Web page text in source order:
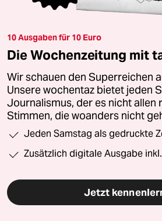
10 Ausgaben für 10 Euro
Die Wochenzeitung mit
Wir schauen den Superreichen
Unsere wochentaz bietet jeden
Journalismus, der es nicht allen
Stimmen, die woanders nicht
Jeden Samstag als gedruckte
Zusätzlich digitale Ausgabe
Jetzt